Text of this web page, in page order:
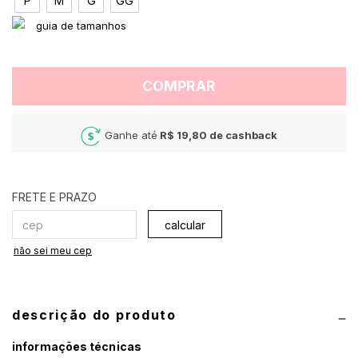
COMPRAR
Ganhe até R$ 19,80 de cashback
calcular
não sei meu cep
descrição do produto
informações técnicas